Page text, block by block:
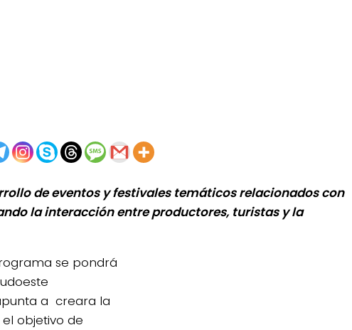
de eventos y festivales temáticos relacionados con
la interacción entre productores, turistas y la
se pondrá
a creara la
el objetivo de